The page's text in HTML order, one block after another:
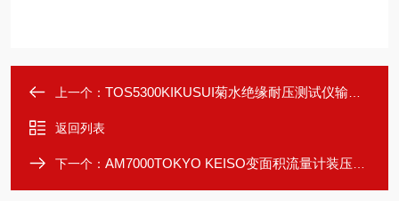
上一个： TOS5300KIKUSUI菊水绝缘耐压测试仪输出参数
返回列表
下一个： AM7000TOKYO KEISO变面积流量计装压力范围广